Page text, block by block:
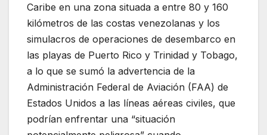
Caribe en una zona situada a entre 80 y 160
kilómetros de las costas venezolanas y los
simulacros de operaciones de desembarco en
las playas de Puerto Rico y Trinidad y Tobago,
a lo que se sumó la advertencia de la
Administración Federal de Aviación (FAA) de
Estados Unidos a las líneas aéreas civiles, que
podrían enfrentar una “situación